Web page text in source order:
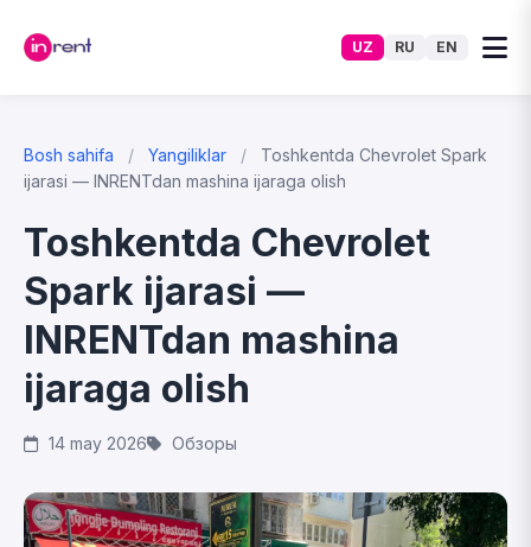
UZ RU EN
Bosh sahifa / Yangiliklar /
Toshkentda Chevrolet Spark
ijarasi — INRENTdan mashina ijaraga olish
Toshkentda Chevrolet
Spark ijarasi —
INRENTdan mashina
ijaraga olish
14 may 2026 Обзоры